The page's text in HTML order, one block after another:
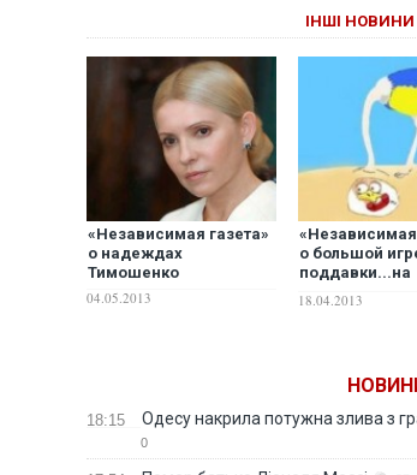
ІНШІ НОВИНИ
«Независимая газета»
о надеждах
Тимошенко
04.05.2013
«Независимая
о большой
поддавки...на
Тимошенко
18.04.2013
18:15 Одесу накрила потужна злива з
0